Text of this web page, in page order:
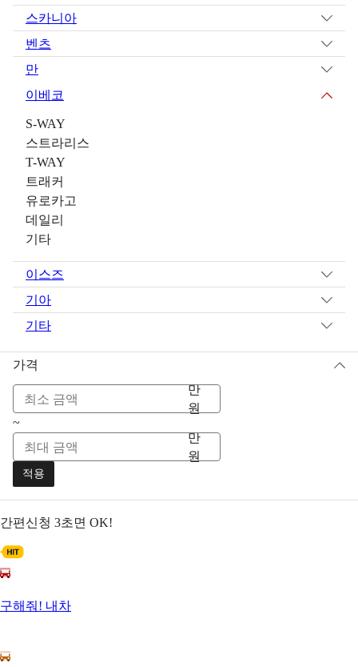
스카니아
벤츠
만
이베코
S-WAY
스트라리스
T-WAY
트래커
유로카고
데일리
기타
이스즈
기아
기타
가격
만
원
~
만
원
적용
간편신청 3초면 OK!
구해줘! 내차